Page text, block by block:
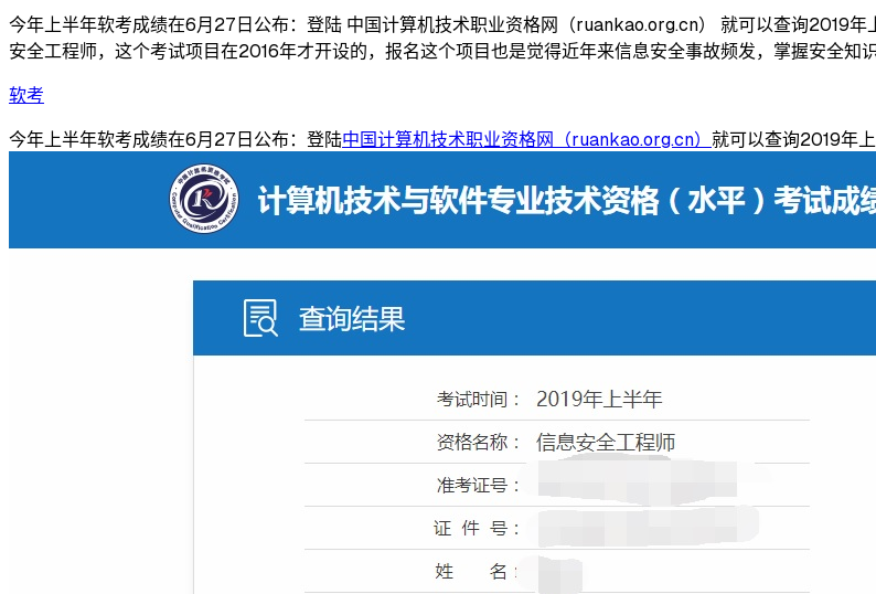
今年上半年软考成绩在6月27日公布：登陆 中国计算机技术职业资格网（ruankao.org.cn） 就可以查询2019
安全工程师，这个考试项目在2016年才开设的，报名这个项目也是觉得近年来信息安全事故频发，掌握安全知
软考
今年上半年软考成绩在6月27日公布：登陆中国计算机技术职业资格网（ruankao.org.cn） 就可以查询2019年